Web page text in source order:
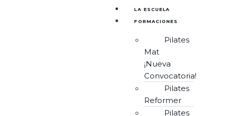
LA ESCUELA
FORMACIONES
Pilates
Mat
¡Nueva
Convocatoria!
Pilates
Reformer
Pilates